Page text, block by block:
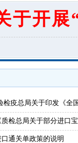
于开
检疫总局关于印发《全
质检总局关于部分进口
通关单政策的说明